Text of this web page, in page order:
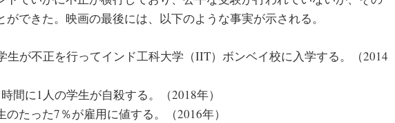
ができた。映画の最後には、以下のような事実が示される。
生が不正を行ってインド工科大学（IIT）ボンベイ校に入学する。（2014
間に1人の学生が自殺する。（2018年）
のたった7％が雇用に値する。（2016年）